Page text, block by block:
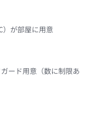
が部屋に用意
ード用意（数に制限あ